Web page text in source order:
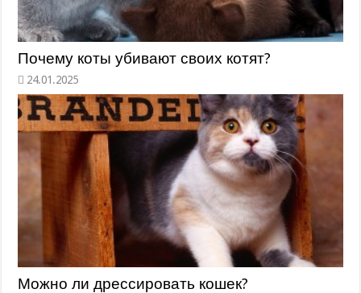
Почему коты убивают своих котят?
Можно ли дрессировать кошек?